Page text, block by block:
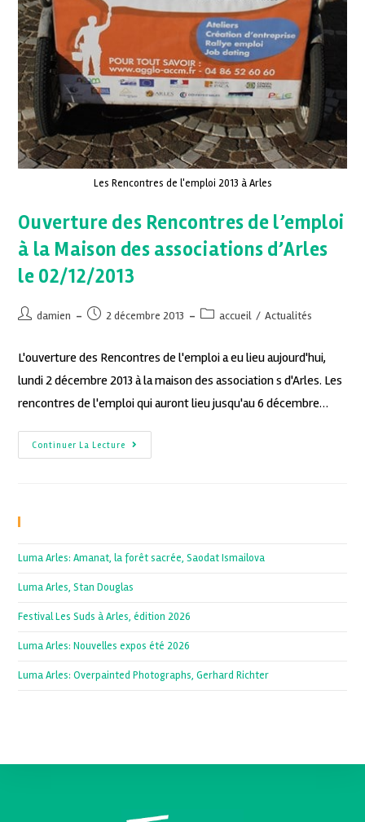
Les Rencontres de l'emploi 2013 à Arles
Ouverture des Rencontres de l’emploi
à la Maison des associations d’Arles
le 02/12/2013
damien 2 décembre 2013 accueil / Actualités
L'ouverture des Rencontres de l'emploi a eu lieu aujourd'hui,
lundi 2 décembre 2013 à la maison des association s d'Arles. Les
rencontres de l'emploi qui auront lieu jusqu'au 6 décembre…
Continuer La Lecture
Luma Arles: Amanat, la forêt sacrée, Saodat Ismailova
Luma Arles, Stan Douglas
Festival Les Suds à Arles, édition 2026
Luma Arles: Nouvelles expos été 2026
Luma Arles: Overpainted Photographs, Gerhard Richter